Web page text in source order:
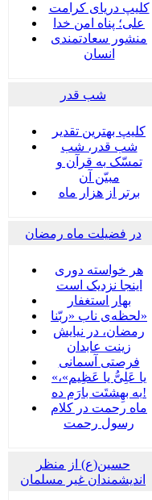
کلیپ دریای کرامت
علی؛ پناه امن خدا
منشور سعادتمندی
انسان
شب قدر
کلیپ بهترین تقدیر
شب قدر، شب
تمسّک به قرآن و
مبیّن آن
برتر از هزار ماه
در فضیلت ماه رمضان
هر خواسته دوری
اینجا نزدیک است
بهار استغفار
لحظه‌ی ناب «ربّنا»
رمضان، در نیایش
زینت عابدان
فرصتی آسمانی
«یا عَلِیُّ یا عَظِیم»،
به بهِشتَت بارَم ده!
ماه رحمت در کلام
رسول رحمت
حسین(ع) از منظر
اندیشمندان غیر مسلمان